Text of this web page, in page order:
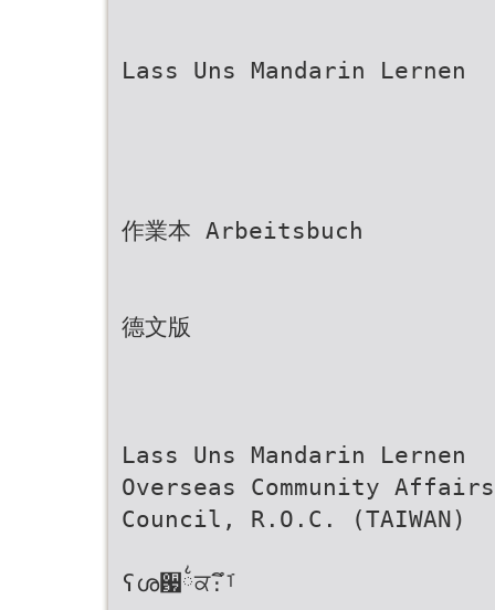
Lass Uns Mandarin Lernen
作業本 Arbeitsbuch
德文版
Lass Uns Mandarin Lernen
Overseas Community Affairs
Council, R.O.C. (TAIWAN)
ʕശ͏਷྆ਕ։ࡰึ